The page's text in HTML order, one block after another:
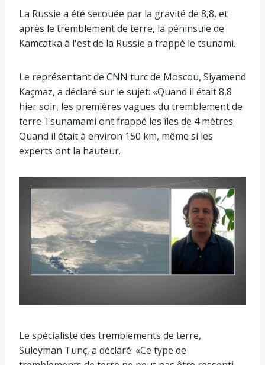
La Russie a été secouée par la gravité de 8,8, et
après le tremblement de terre, la péninsule de
Kamcatka à l'est de la Russie a frappé le tsunami.
Le représentant de CNN turc de Moscou, Siyamend
Kaçmaz, a déclaré sur le sujet: «Quand il était 8,8
hier soir, les premières vagues du tremblement de
terre Tsunamami ont frappé les îles de 4 mètres.
Quand il était à environ 150 km, même si les
experts ont la hauteur.
Le spécialiste des tremblements de terre,
Süleyman Tunç, a déclaré: «Ce type de